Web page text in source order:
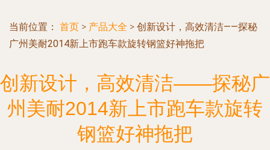
当前位置： 首页 > 产品大全 > 创新设计，高效清洁——探秘
广州美耐2014新上市跑车款旋转钢篮好神拖把
创新设计，高效清洁——探秘广
州美耐2014新上市跑车款旋转
钢篮好神拖把